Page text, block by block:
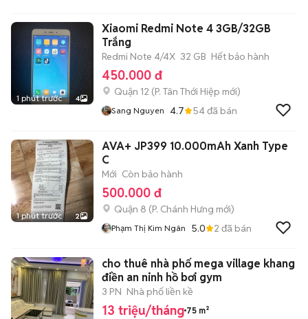
1 phút trước 4
Xiaomi Redmi Note 4 3GB/32GB
Trắng
Redmi Note 4/4X 32 GB Hết bảo hành
450.000 đ
Quận 12 (P. Tân Thới Hiệp mới)
Sang Nguyen 4.7 54đã bán
1 phút trước 2
AVA+ JP399 10.000mAh Xanh Type
C
Mới Còn bảo hành
500.000 đ
Quận 8 (P. Chánh Hưng mới)
Phạm Thị Kim Ngân 5.0 2 đã bán
cho thuê nhà phố mega village khang
điền an ninh hồ bơi gym
3 PN Nhà phố liền kề
13 triệu/tháng 75 m²